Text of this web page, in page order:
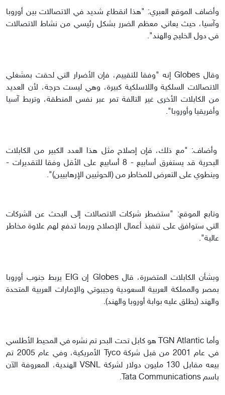
وأضاف الموقع العبري: "هذا انقطاع شديد في الاتصالات بين أوروبا
وآسيا، حيث يعاني معظم الضرر بشكل رئيسي من نشاط الاتصالات
في دول الخليج والهند".
وقال Globes إنه "وفقا للتقييم، فإن الأضرار التي لحقت بمشغلي
الاتصالات السلكية واللاسلكية كبيرة، وهي ليست حرجة، لأن العديد
من الكابلات الأخرى غير التالفة تمر عبر نفس المنطقة، وتربط آسيا
وأفريقيا وأوروبا".
وأضاف: "مع ذلك، فإن إصلاح مثل هذا العدد الكبير من الكابلات
البحرية قد يستغرق أسابيع - 8 أسابيع على الأقل وفقا للتقديرات -
وينطوي على التعرض للمخاطر من (الحوثيين الإرهابيين)".
وتابع الموقع: "ستضطر شركات الاتصالات إلى البحث عن الشركات
التي ستوافق على تنفيذ أعمال الإصلاح وربما تدفع لهم علاوة مخاطر
عالية".
وبشأن الكابلات المتضررة، قال Globes إن EIG يربط جنوب أوروبا
بمصر والمملكة العربية السعودية وجيبوتي والإمارات العربية المتحدة
والهند (يطلق عليه بوابة أوروبا والهند).
وأما TGN Atlantic هو كابل تحت البحر تم نشره في المحيط الأطلسي
في عام 2001 من قبل شركة Tyco الأمريكية، وفي عام 2005 تم
بيعه مقابل 130 مليون دولار لشركة VSNL الهندية، المعروفة الآن
باسم Tata Communications.